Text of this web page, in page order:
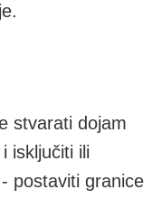
stvarati dojam
isključiti ili
postaviti granice